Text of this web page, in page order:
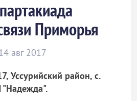
Приморья
авг 2017
Уссурийский район, с.